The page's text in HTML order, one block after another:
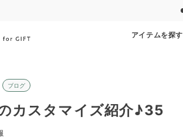
アイテムを探す
ブログ
カスタマイズ紹介♪35